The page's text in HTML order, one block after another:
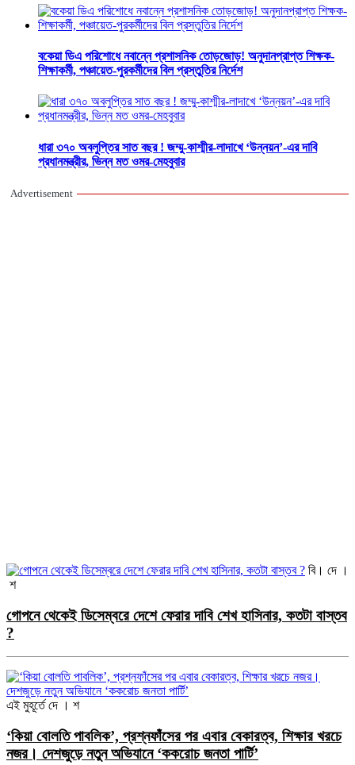
বকেয়া ডিএ পরিশোধে নবান্নে প্রশাসনিক তোড়জোড়! অনুদানপ্রাপ্ত শিক্ষক-
শিক্ষাকর্মী, পঞ্চায়েত-পুরকর্মীদের বিল প্রস্তুতির নির্দেশ
ধারা ৩৭০ অবলুপ্তির সাত বছর ! জম্মু-কাশ্মীর-লাদাখে ‘উন্নয়ন’-এর দাবি
প্রধানমন্ত্রীর, ভিন্ন মত ওমর-মেহবুবার
Advertisement
বি। দে ।
শ
গোপনে থেকেই ডিসেম্বরে দেশে ফেরার দাবি শেখ হাসিনার, কতটা বাস্তব
?
এই মুহূর্তে দে । শ
‘কিয়া বোলতি পাবলিক’, প্রশ্নফাঁসের পর এবার বেকারত্ব, শিক্ষার খরচে
নজর। দেশজুড়ে নতুন অভিযানে ‘ককরোচ জনতা পার্টি’